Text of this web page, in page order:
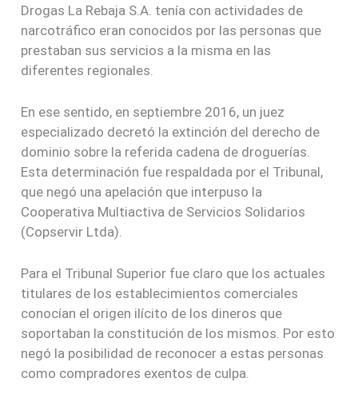
Drogas La Rebaja S.A. tenía con actividades de
narcotráfico eran conocidos por las personas que
prestaban sus servicios a la misma en las
diferentes regionales.
En ese sentido, en septiembre 2016, un juez
especializado decretó la extinción del derecho de
dominio sobre la referida cadena de droguerías.
Esta determinación fue respaldada por el Tribunal,
que negó una apelación que interpuso la
Cooperativa Multiactiva de Servicios Solidarios
(Copservir Ltda).
Para el Tribunal Superior fue claro que los actuales
titulares de los establecimientos comerciales
conocían el origen ilícito de los dineros que
soportaban la constitución de los mismos. Por esto
negó la posibilidad de reconocer a estas personas
como compradores exentos de culpa.